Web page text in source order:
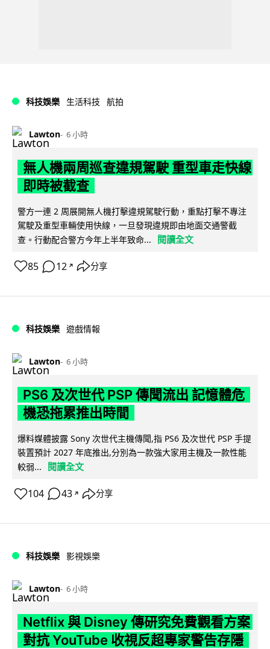
科技娛樂 生活科技 航拍
Lawton 6 小時
無人機兩周巡查違規駕駛 重型車走快線
即時被截查
警方一連 2 周展開無人機打擊違規駕駛行動，重點打擊不專注
駕駛及重型車輛使用快線，一旦發現違規即由地面交通警截
查。行動配合警方今年上半年致命...
閱讀全文
85 12 ↗ 分享
科技娛樂 遊戲情報
Lawton 6 小時
PS6 及次世代 PSP 傳聞流出 記憶體危
機恐拖累推出時間
爆料媒體披露 Sony 次世代主機傳聞,指 PS6 及次世代 PSP 手提
裝置預計 2027 年底推出,分別為一款強大家用主機及一款性能
較弱...
閱讀全文
104 43 ↗ 分享
科技娛樂 影視娛樂
Lawton 6 小時
Netflix 與 Disney 傳研究免費觀看方案
對抗 YouTube 收視反超專家警告存隱